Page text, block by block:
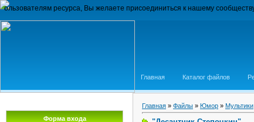
ресурса, Вы желаете присоединиться к нашему сообществу или
Главная Каталог файлов
Форма входа
Главная » Файлы » Юмор » Мультики